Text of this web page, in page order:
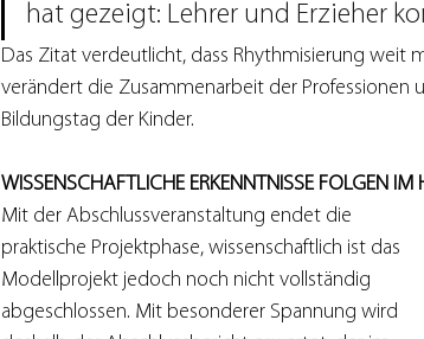
hat gezeigt: Lehrer und Erzieher
Das Zitat verdeutlicht, dass Rhythmisierung weit
verändert die Zusammenarbeit der
Bildungstag der Kinder.
WISSENSCHAFTLICHE ERKENNTNISSE FOLGEN IM
Mit der Abschlussveranstaltung endet die
praktische Projektphase, wissenschaftlich ist das
Modellprojekt jedoch noch nicht vollständig
abgeschlossen. Mit besonderer Spannung wird